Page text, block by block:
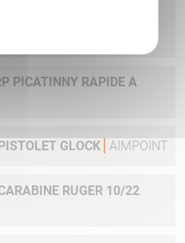
PICATINNY RAPIDE A
GLOCK AIMPOINT
RUGER 10/22